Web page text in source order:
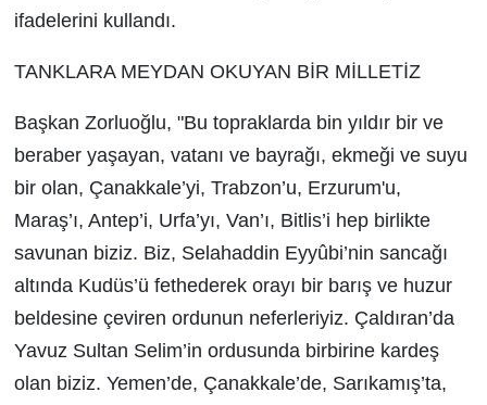
ifadelerini kullandı.
TANKLARA MEYDAN OKUYAN BİR MİLLETİZ
Başkan Zorluoğlu, "Bu topraklarda bin yıldır bir ve
beraber yaşayan, vatanı ve bayrağı, ekmeği ve suyu
bir olan, Çanakkale’yi, Trabzon’u, Erzurum'u,
Maraş’ı, Antep’i, Urfa’yı, Van’ı, Bitlis’i hep birlikte
savunan biziz. Biz, Selahaddin Eyyûbi’nin sancağı
altında Kudüs’ü fethederek orayı bir barış ve huzur
beldesine çeviren ordunun neferleriyiz. Çaldıran’da
Yavuz Sultan Selim’in ordusunda birbirine kardeş
olan biziz. Yemen’de, Çanakkale’de, Sarıkamış’ta,